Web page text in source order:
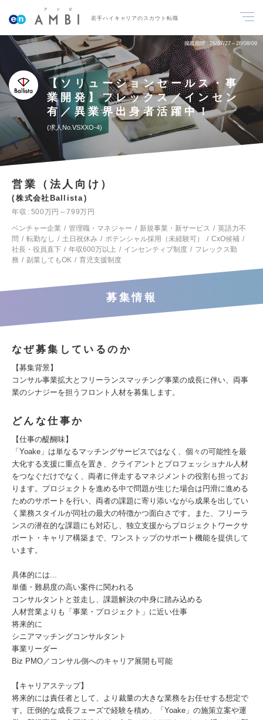
若手ハイキャリアのスカウト転職
掲載期間 26/07/27～26/08/09
【ソリューションセールス・事
業開発】フレックス／インセン
有／異業界出身者活躍中！
求人No.VSXXO-4
営業（法人向け）
株式会社Ballista
年収
500万円～799万円
ベンチャー企業
管理職・マネジャー 新規事業・新サービス
英語力不
問
転勤なし 土日祝休み ポテンシャル採用（未経験可）
CxO候補
社長・役員直下
年収600万以上 インセンティブ制度
フレックス勤
務
副業してもOK 育児支援制度
募集情報
なぜ募集しているのか
【募集背景】
コンサル事業拡大とフリーランスマッチング事業の成長に伴い、両事
業のシナジーを担うフロント人材を募集します。
どんな仕事か
【仕事の醍醐味】
「Yoake」は単なるマッチングサービスではなく、個々の可能性を最
大化する支援に重点を置き、クライアントとプロフェッショナル人材
をつなぐだけでなく、両者に伴走するマネジメントの役割も担ってお
ります。プロジェクトを進める中で問題が⽣じた場合は円滑に進める
ためのサポートを行い、両者の課題に寄り添いながら成果を出してい
く業務スタイルが同社の最大の特徴かつ面白さです。また、フリーラ
ンスの潜在的な課題にも対応し、独立支援からプロジェクトワークサ
ポート・キャリア構築まで、ワンストップのサポート機能を提供して
います。
具体的には...
単価・難易度の高い案件に関われる
コンサルタントと並走し、課題解決の中身に踏み込める
人材営業よりも「事業・プロジェクト」に近い仕事
将来的に
シニアマッチングコンサルタント
事業リーダー
Biz PMO／コンサル側へのキャリア展開も可能
【キャリアステップ】
将来的には責任者として、より裁量の大きな業務をお任せする想定で
す。圧倒的な成長フェーズで経験を積め、「Yoake」の施策立案や運